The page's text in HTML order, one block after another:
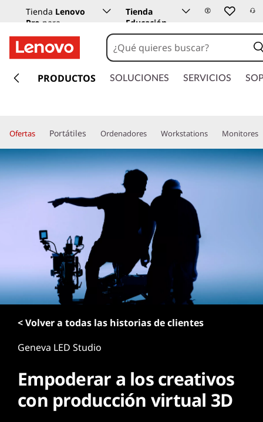
Tienda Lenovo
Pro para
empresas
Tienda
Educación
Lenovo
o
t
e
c
i
PRODUCTOS SOLUCIONES SERVICIOS
Ofertas Portátiles Ordenadores Workstations Monitores
< Volver a todas las historias de clientes
Geneva LED Studio
Empoderar a los creativos
con producción virtual 3D